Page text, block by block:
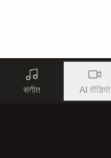
संगीत AI वीडियो